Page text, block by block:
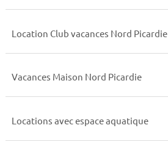
Location Club vacances Nord Picardie
Vacances Maison Nord Picardie
Locations avec espace aquatique